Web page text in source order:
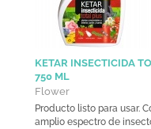
KETAR INSECTICIDA
750 ML
Flower
Producto listo para usar.
amplio espectro de